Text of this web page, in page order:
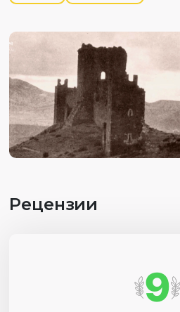
Крепостной горы – Сурож,
еще в древнерусских и
от тех давних времен
несколько построек разных
истории крепости, здесь
мероприятий, в том числе и
шлем».
Рецензии
9